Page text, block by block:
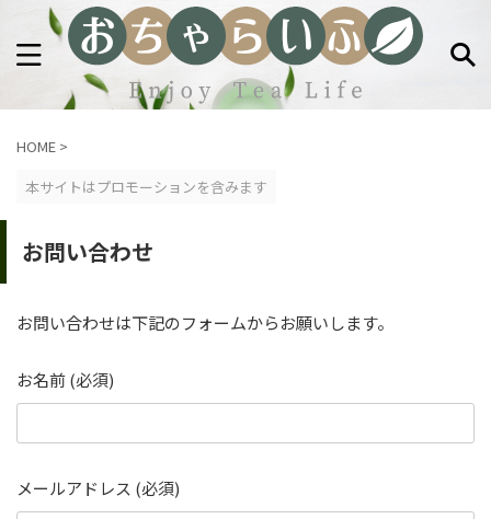
HOME >
本サイトはプロモーションを含みます
お問い合わせ
お問い合わせは下記のフォームからお願いします。
お名前 (必須)
メールアドレス (必須)